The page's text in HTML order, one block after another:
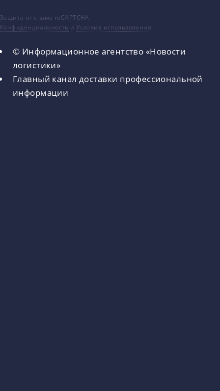
Защита от спама reCAPTCHA
Конфиденциальность иУсловия использования.
© Информационное агентство «Новости
логистики»
Главный канал доставки профессиональной
информации